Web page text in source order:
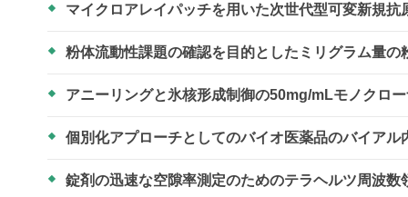
マイクロアレイパッチを用いた次世代型可変新規
粉体流動性課題の確認を目的としたミリグラム量
アニーリングと氷核形成制御の50mg/mLモノクロ
個別化アプローチとしてのバイオ医薬品のバイア
錠剤の迅速な空隙率測定のためのテラヘルツ周波数